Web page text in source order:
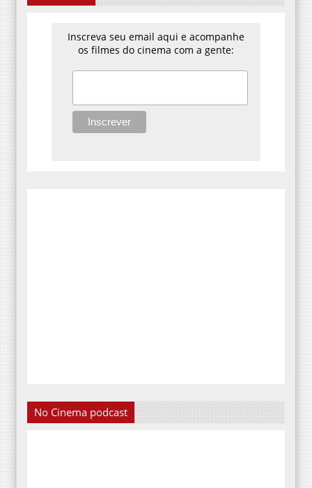
Inscreva seu email aqui e acompanhe
os filmes do cinema com a gente:
No Cinema podcast